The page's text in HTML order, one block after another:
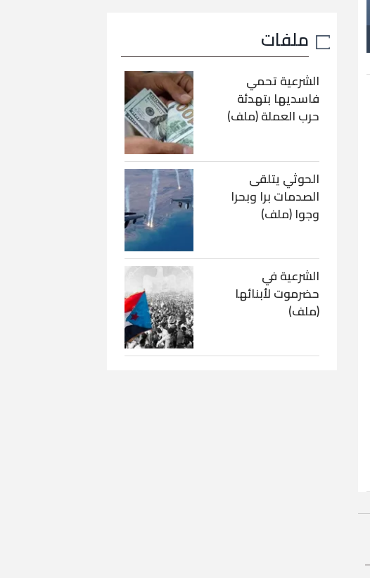
ملفات
الشرعية تحمي
فاسديها بتهدئة
حرب العملة (ملف)
الحوثي يتلقى
الصدمات برا وبحرا
وجوا (ملف)
الشرعية في
حضرموت لأبنائها
(ملف)